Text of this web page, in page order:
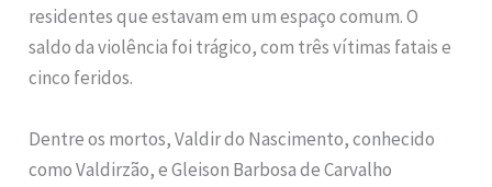
residentes que estavam em um espaço comum. O
saldo da violência foi trágico, com três vítimas fatais e
cinco feridos.
Dentre os mortos, Valdir do Nascimento, conhecido
como Valdirzão, e Gleison Barbosa de Carvalho